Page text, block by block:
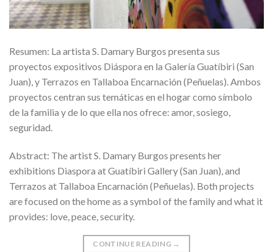
Resumen: La artista S. Damary Burgos presenta sus
proyectos expositivos Diáspora en la Galería Guatíbiri (San
Juan), y Terrazos en Tallaboa Encarnación (Peñuelas). Ambos
proyectos centran sus temáticas en el hogar como símbolo
de la familia y de lo que ella nos ofrece: amor, sosiego,
seguridad.
Abstract: The artist S. Damary Burgos presents her
exhibitions Diaspora at Guatíbiri Gallery (San Juan), and
Terrazos at Tallaboa Encarnación (Peñuelas). Both projects
are focused on the home as a symbol of the family and what it
provides: love, peace, security.
CONTINUE READING →